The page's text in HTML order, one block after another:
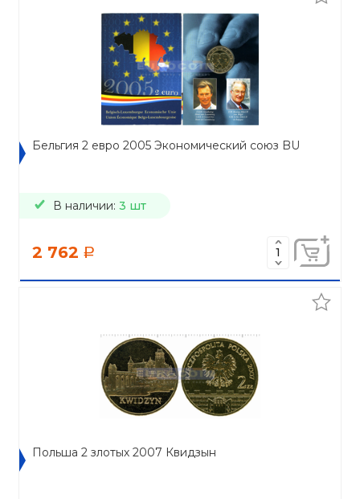
Бельгия 2 евро 2005 Экономический союз BU
В наличии: 3 шт
2 762 a
Польша 2 злотых 2007 Квидзын